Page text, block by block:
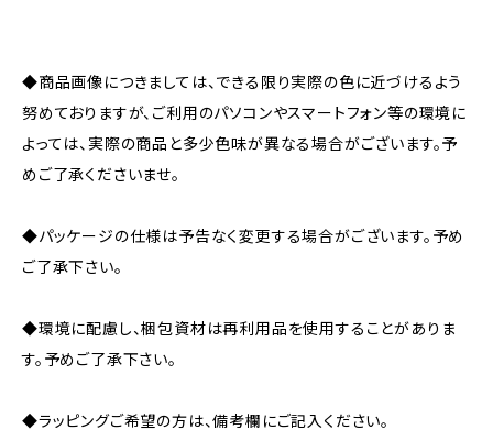
◆商品画像につきましては、できる限り実際の色に近づけるよう
努めておりますが、ご利用のパソコンやスマートフォン等の環境に
よっては、実際の商品と多少色味が異なる場合がございます。予
めご了承くださいませ。
◆パッケージの仕様は予告なく変更する場合がございます。予め
ご了承下さい。
◆環境に配慮し、梱包資材は再利用品を使用することがありま
す。予めご了承下さい。
◆ラッピングご希望の方は、備考欄にご記入ください。